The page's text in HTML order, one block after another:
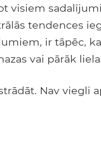
visiem
tendences
ir tāpēc,
vai pārāk
Nav viegli